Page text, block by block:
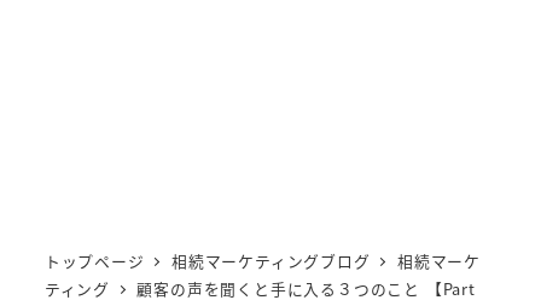
トップページ 相続マーケティングブログ
相続マーケ
ティング
顧客の声を聞くと手に入る３つのこと 【Part